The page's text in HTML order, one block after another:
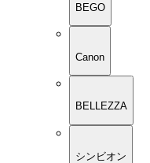
BEGO
Canon
BELLEZZA
シンビオン